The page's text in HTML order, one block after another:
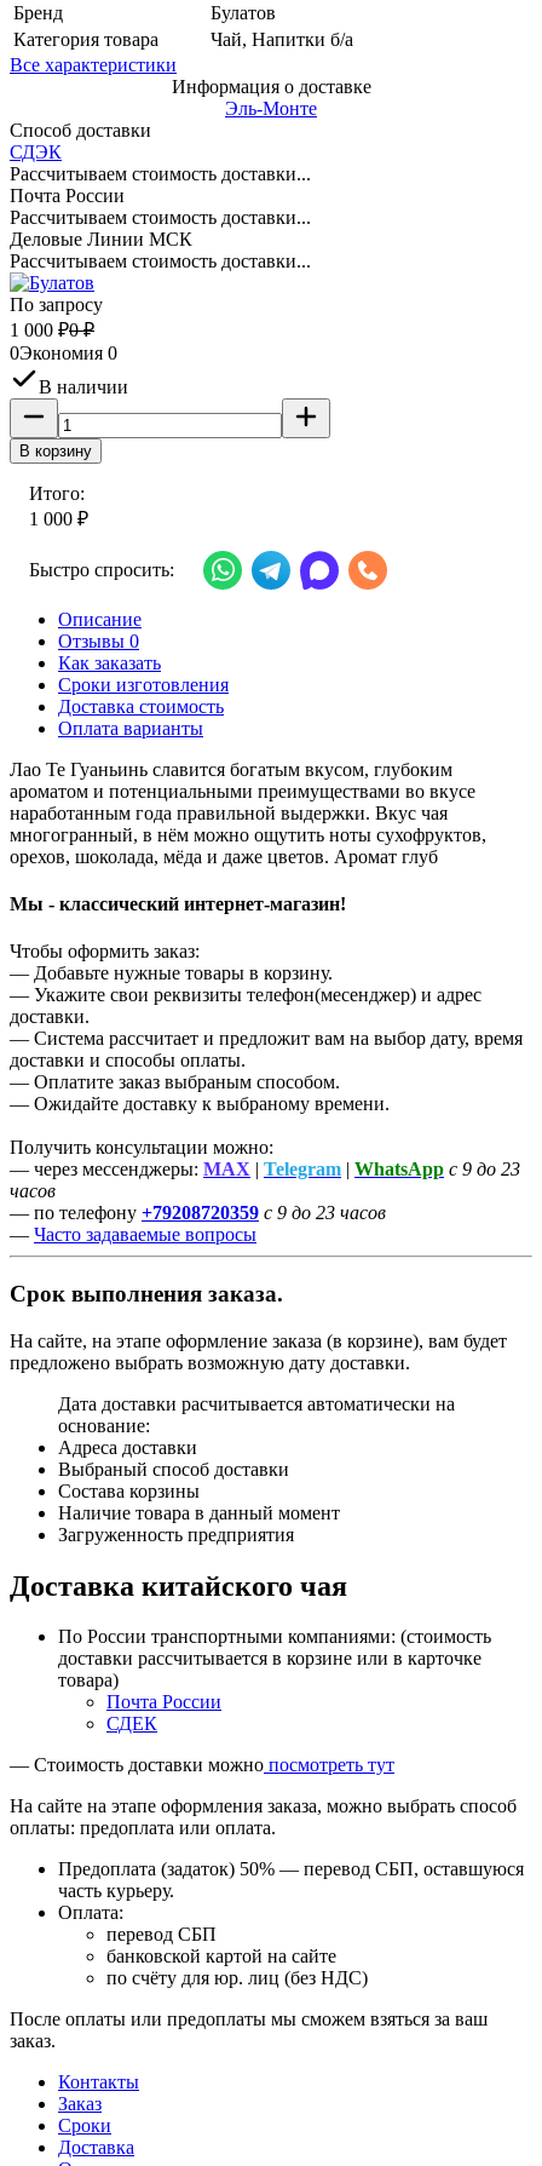
Бренд
Булатов
Категория товара
Чай, Напитки б/а
Все характеристики
Информация о доставке
Эль-Монте
Способ доставки
СДЭК
Рассчитываем стоимость доставки...
Почта России
Рассчитываем стоимость доставки...
Деловые Линии МСК
Рассчитываем стоимость доставки...
По запросу
1 000 ₽0 ₽
0Экономия 0
В наличии
В корзину
Итого:
1 000 ₽
Быстро спросить:
Описание
Отзывы 0
Как заказать
Сроки изготовления
Доставка стоимость
Оплата варианты
Лао Те Гуаньинь славится богатым вкусом, глубоким
ароматом и потенциальными преимуществами во вкусе
наработанным года правильной выдержки. Вкус чая
многогранный, в нём можно ощутить ноты сухофруктов,
орехов, шоколада, мёда и даже цветов. Аромат глуб
Мы - классический интернет-магазин!
Чтобы оформить заказ:
— Добавьте нужные товары в корзину.
— Укажите свои реквизиты телефон(месенджер) и адрес
доставки.
— Система рассчитает и предложит вам на выбор дату, время
доставки и способы оплаты.
— Оплатите заказ выбраным способом.
— Ожидайте доставку к выбраному времени.
Получить консультации можно:
— через мессенджеры: MAX | Telegram | WhatsApp с 9 до 23
часов
— по телефону +79208720359 с 9 до 23 часов
— Часто задаваемые вопросы
Срок выполнения заказа.
На сайте, на этапе оформление заказа (в корзине), вам будет
предложено выбрать возможную дату доставки.
Дата доставки расчитывается автоматически на
основание:
Адреса доставки
Выбраный способ доставки
Состава корзины
Наличие товара в данный момент
Загруженность предприятия
Доставка китайского чая
По России транспортными компаниями: (стоимость
доставки рассчитывается в корзине или в карточке
товара)
Почта России
СДЕК
— Стоимость доставки можно посмотреть тут
На сайте на этапе оформления заказа, можно выбрать способ
оплаты: предоплата или оплата.
Предоплата (задаток) 50% — перевод СБП, оставшуюся
часть курьеру.
Оплата:
перевод СБП
банковской картой на сайте
по счёту для юр. лиц (без НДС)
После оплаты или предоплаты мы сможем взяться за ваш
заказ.
Контакты
Заказ
Cроки
Доставка